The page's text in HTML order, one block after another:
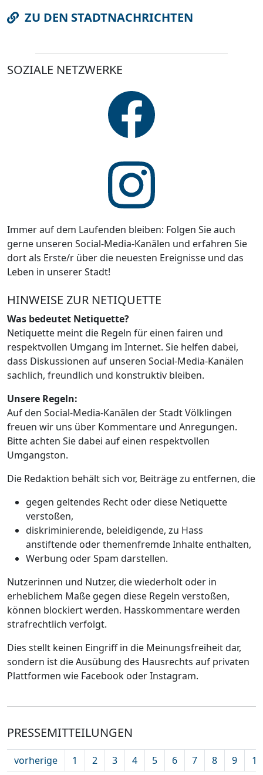
ZU DEN STADTNACHRICHTEN
SOZIALE NETZWERKE
Immer auf dem Laufenden bleiben: Folgen Sie auch
gerne unseren Social-Media-Kanälen und erfahren Sie
dort als Erste/r über die neuesten Ereignisse und das
Leben in unserer Stadt!
HINWEISE ZUR NETIQUETTE
Was bedeutet Netiquette?
Netiquette meint die Regeln für einen fairen und
respektvollen Umgang im Internet. Sie helfen dabei,
dass Diskussionen auf unseren Social-Media-Kanälen
sachlich, freundlich und konstruktiv bleiben.
Unsere Regeln:
Auf den Social-Media-Kanälen der Stadt Völklingen
freuen wir uns über Kommentare und Anregungen.
Bitte achten Sie dabei auf einen respektvollen
Umgangston.
Die Redaktion behält sich vor, Beiträge zu entfernen, die
gegen geltendes Recht oder diese Netiquette
verstoßen,
diskriminierende, beleidigende, zu Hass
anstiftende oder themenfremde Inhalte enthalten,
Werbung oder Spam darstellen.
Nutzerinnen und Nutzer, die wiederholt oder in
erheblichem Maße gegen diese Regeln verstoßen,
können blockiert werden. Hasskommentare werden
strafrechtlich verfolgt.
Dies stellt keinen Eingriff in die Meinungsfreiheit dar,
sondern ist die Ausübung des Hausrechts auf privaten
Plattformen wie Facebook oder Instagram.
PRESSEMITTEILUNGEN
vorherige 1 2 3 4 5 6 7 8 9 10